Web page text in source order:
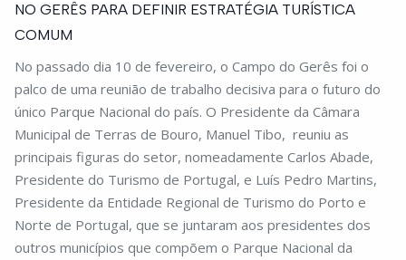
NO GERÊS PARA DEFINIR ESTRATÉGIA TURÍSTICA
COMUM
No passado dia 10 de fevereiro, o Campo do Gerês foi o
palco de uma reunião de trabalho decisiva para o futuro do
único Parque Nacional do país. O Presidente da Câmara
Municipal de Terras de Bouro, Manuel Tibo, reuniu as
principais figuras do setor, nomeadamente Carlos Abade,
Presidente do Turismo de Portugal, e Luís Pedro Martins,
Presidente da Entidade Regional de Turismo do Porto e
Norte de Portugal, que se juntaram aos presidentes dos
outros municípios que compõem o Parque Nacional da